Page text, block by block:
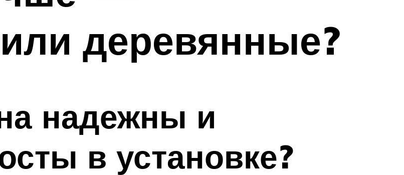
деревянные?
надежны и
в установке?